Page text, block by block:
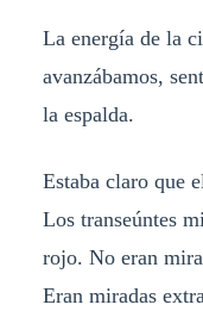
La energía de la
avanzábamos,
la espalda.
Estaba claro que
Los transeúntes
rojo. No eran
Eran miradas